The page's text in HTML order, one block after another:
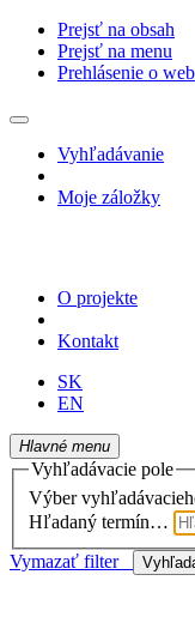
Prejsť na obsah
Prejsť na menu
Prehlásenie o
Vyhľadávanie
Moje záložky
O projekte
Kontakt
SK
EN
Hlavné menu
Vyhľadávacie pole
Výber
Hľadaný termín…
Vymazať filter